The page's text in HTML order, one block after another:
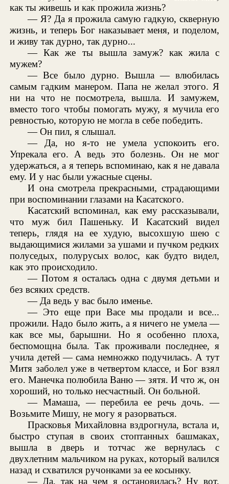
как ты живешь и как прожила жизнь?
— Я? Да я прожила самую гадкую, скверную
жизнь, и теперь Бог наказывает меня, и поделом,
и живу так дурно, так дурно...
— Как же ты вышла замуж? как жила с
мужем?
— Все было дурно. Вышла — влюбилась
самым гадким манером. Папа не желал этого. Я
ни на что не посмотрела, вышла. И замужем,
вместо того чтобы помогать мужу, я мучила его
ревностью, которую не могла в себе победить.
— Он пил, я слышал.
— Да, но я-то не умела успокоить его.
Упрекала его. А ведь это болезнь. Он не мог
удержаться, а я теперь вспоминаю, как я не давала
ему. И у нас были ужасные сцены.
И она смотрела прекрасными, страдающими
при воспоминании глазами на Касатского.
Касатский вспоминал, как ему рассказывали,
что муж бил Пашеньку. И Касатский видел
теперь, глядя на ее худую, высохшую шею с
выдающимися жилами за ушами и пучком редких
полуседых, полурусых волос, как будто видел,
как это происходило.
— Потом я осталась одна с двумя детьми и
без всяких средств.
— Да ведь у вас было именье.
— Это еще при Васе мы продали и все...
прожили. Надо было жить, а я ничего не умела —
как все мы, барышни. Но я особенно плоха,
беспомощна была. Так проживали последнее, я
учила детей — сама немножко подучилась. А тут
Митя заболел уже в четвертом классе, и Бог взял
его. Манечка полюбила Ваню — зятя. И что ж, он
хороший, но только несчастный. Он больной.
— Мамаша, — перебила ее речь дочь. —
Возьмите Мишу, не могу я разорваться.
Прасковья Михайловна вздрогнула, встала и,
быстро ступая в своих стоптанных башмаках,
вышла в дверь и тотчас же вернулась с
двухлетним мальчиком на руках, который валился
назад и схватился ручонками за ее косынку.
— Да, так на чем я остановилась? Ну вот,